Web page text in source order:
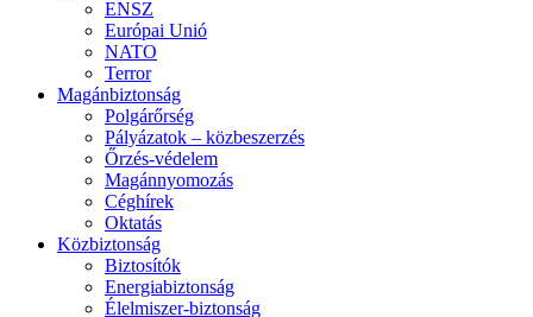
ENSZ
Európai Unió
NATO
Terror
Magánbiztonság
Polgárőrség
Pályázatok – közbeszerzés
Őrzés-védelem
Magánnyomozás
Céghírek
Oktatás
Közbiztonság
Biztosítók
Energiabiztonság
Élelmiszer-biztonság